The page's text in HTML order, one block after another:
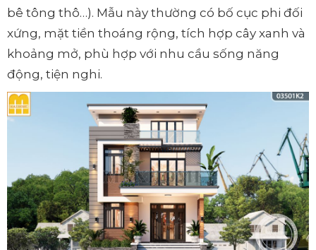
bê tông thô…). Mẫu này thường có bố cục phi đối
xứng, mặt tiền thoáng rộng, tích hợp cây xanh và
khoảng mở, phù hợp với nhu cầu sống năng
động, tiện nghi.